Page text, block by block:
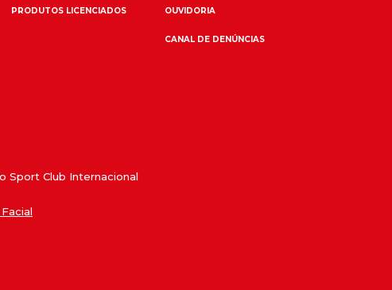
PRODUTOS LICENCIADOS OUVIDORIA
CANAL DE DENÚNCIAS
Sport Club Internacional